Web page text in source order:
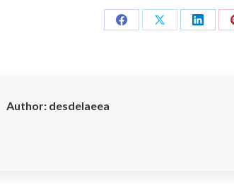
Share
Share
Share
Author: desdelaeea